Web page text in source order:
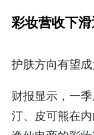
彩妆营收下
护肤方向有望成
财报显示，一
汀、皮可熊在